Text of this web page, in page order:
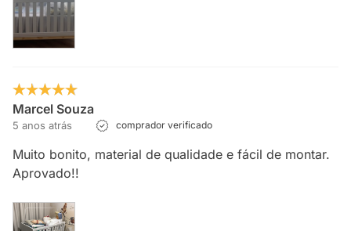
Marcel Souza
5 anos atrás comprador verificado
Muito bonito, material de qualidade e fácil de montar.
Aprovado!!